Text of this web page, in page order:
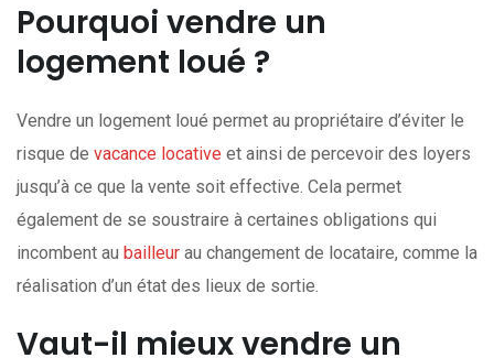
Pourquoi vendre un
logement loué ?
Vendre un logement loué permet au propriétaire d’éviter le
risque de vacance locative et ainsi de percevoir des loyers
jusqu’à ce que la vente soit effective. Cela permet
également de se soustraire à certaines obligations qui
incombent au bailleur au changement de locataire, comme la
réalisation d’un état des lieux de sortie.
Vaut-il mieux vendre un